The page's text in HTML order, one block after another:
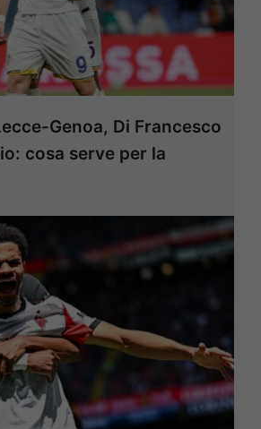
Genoa, Di Francesco
cosa serve per la